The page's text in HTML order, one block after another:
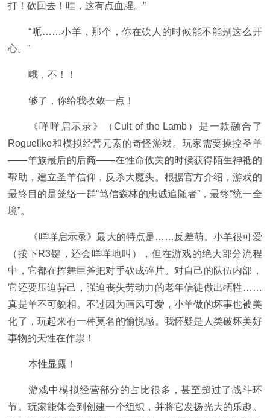
打！砍回去！哇，这有点血腥。”
“呃……小羊，那个，你在砍人的时候能不能别这么开
心。”
哦，不！！
够了，你给我收敛一点！
《咩咩启示录》（Cult of the Lamb）是一款融合了
Roguelike和模拟经营元素的奇怪游戏。玩家需要操控圣羊
——羊族最后的后裔——在性命攸关的时候获得陌生神祗的
帮助，建立圣羊信仰，反杀大魔头。根据官方介绍，游戏的
最终目的是笼络一群“笃信森林的忠诚追随者”，最终“统一全
境”。
《咩咩启示录》最大的特点是……反差萌。小羊很可爱
（按下R3键，还会咩咩地叫），但在游戏的绝大部分流程
中，它都在挥舞巨斧把对手砍成碎片。对自己的队伍内部，
它还要压迫异己，强迫丧失劳动力的老年信徒做出牺牲……
真是羊不可貌相。不过因为画风可爱，小羊做的坏事也被美
化了，玩起来有一种莫名的愉悦感。我怀疑是人类破坏美好
事物的天性在作祟！
本性显露！
游戏中模拟经营部分的占比很多，甚至超过了战斗环
节。玩家能体会到创建一个组织，并将它发扬光大的乐趣。